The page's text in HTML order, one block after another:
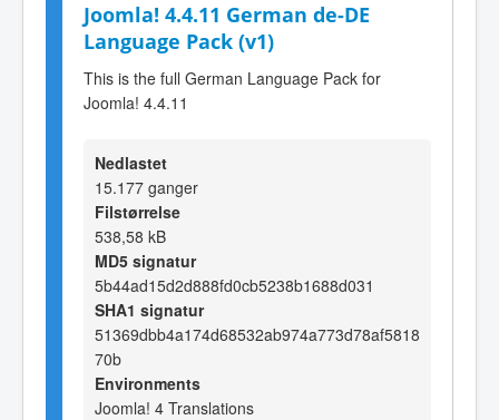
Joomla! 4.4.11 German de-DE
Language Pack (v1)
This is the full German Language Pack for
Joomla! 4.4.11
Nedlastet
15.177 ganger
Filstørrelse
538,58 kB
MD5 signatur
5b44ad15d2d888fd0cb5238b1688d031
SHA1 signatur
51369dbb4a174d68532ab974a773d78af5818
70b
Environments
Joomla! 4 Translations